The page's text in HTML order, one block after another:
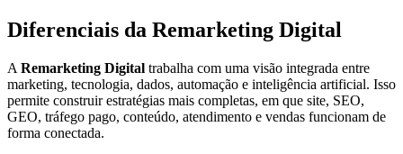
Diferenciais da Remarketing Digital
A Remarketing Digital trabalha com uma visão integrada entre
marketing, tecnologia, dados, automação e inteligência artificial. Isso
permite construir estratégias mais completas, em que site, SEO,
GEO, tráfego pago, conteúdo, atendimento e vendas funcionam de
forma conectada.